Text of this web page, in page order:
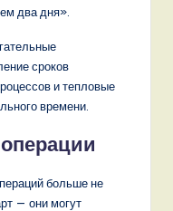
два дня».
сроков
и тепловые
времени.
больше не
— они могут